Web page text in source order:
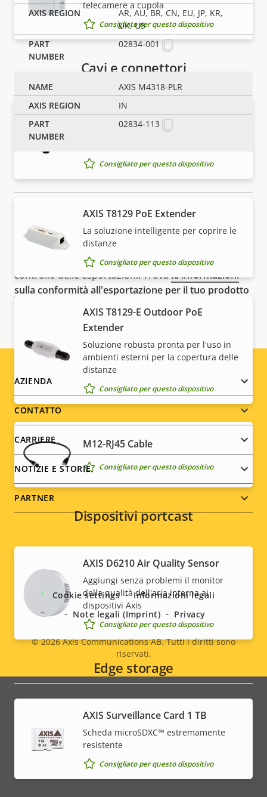
telecamere a cupola
Consigliato per questo dispositivo
Cavi e connettori
AXIS Long Range PoE Extender Kit
Soluzione solida per la copertura di
Consigliato per questo dispositivo
AXIS T8129 PoE Extender
La soluzione intelligente per coprire le
distanze
Consigliato per questo dispositivo
AXIS T8129-E Outdoor PoE
Extender
Soluzione robusta pronta per l'uso in
ambienti esterni per la copertura delle
distanze
Consigliato per questo dispositivo
M12-RJ45 Cable
Consigliato per questo dispositivo
Dispositivi portcast
AXIS D6210 Air Quality Sensor
Aggiungi senza problemi il monitor
della qualità dell'aria interna ai
dispositivi Axis
Consigliato per questo dispositivo
Edge storage
AXIS Surveillance Card 1 TB
Scheda microSDXC™ estremamente
resistente
Consigliato per questo dispositivo
AR, AU, BR, CN, EU, JP, KR,
UK, US
02834-001
AXIS M4318-PLR
IN
02834-113
I dispositivi Axis possono essere soggetti alle
normative sul controllo delle esportazioni degli Stati
Uniti e dell'UE, oltre ad altre legislazioni nazionali sul
controllo delle esportazioni. Trovale informazioni
sulla conformità all'esportazione per il tuo prodotto
Footer
menu
AZIENDA
CONTATTO
CARRIERE
NOTIZIE E STORIE
PARTNER
Social
menu
menu
© 2026Axis Communications AB. Tutti i diritti sono
riservati.
Cookie settings
Informazioni legali
Note legali (Imprint)
Privacy